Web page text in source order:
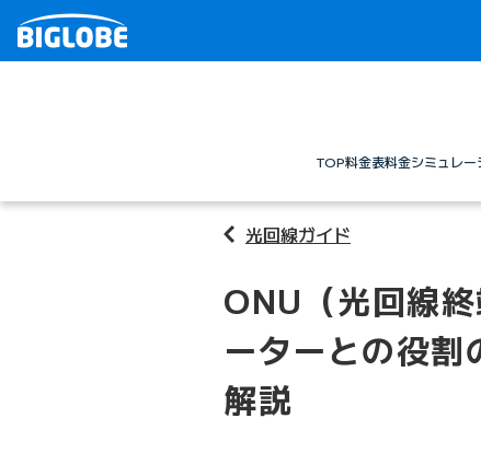
TOP料金表料金シミュレー
光回線ガイド
ONU（光回線
ーターとの役割
解説